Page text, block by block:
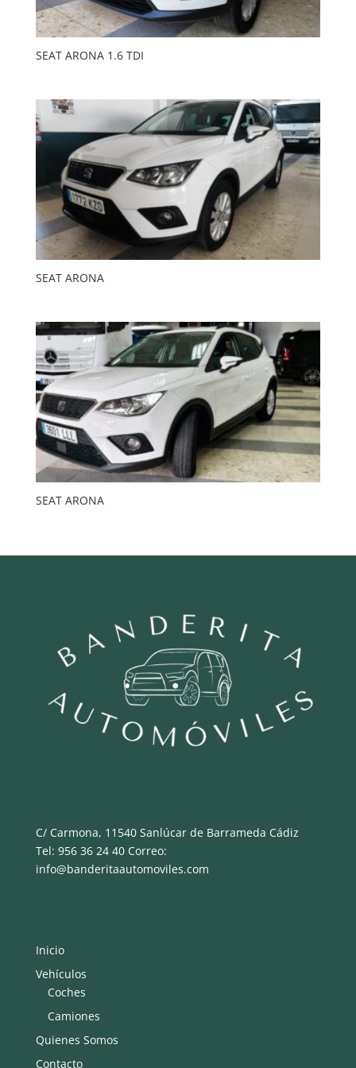
SEAT ARONA 1.6 TDI
SEAT ARONA
SEAT ARONA
C/ Carmona, 11540 Sanlúcar de Barrameda Cádiz
Tel: 956 36 24 40 Correo:
info@banderitaautomoviles.com
Inicio
Vehículos
Coches
Camiones
Quienes Somos
Contacto